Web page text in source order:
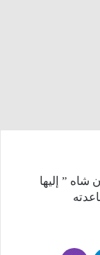
” إليها
تيلقرام